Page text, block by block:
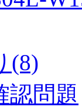
(8)
認問題